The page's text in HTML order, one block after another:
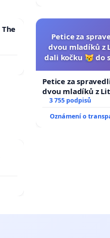
Petice za
dvou mladíků z
dali kočku 😿 do
Petice za
dvou mladíků z
dali kočku 😿 do
3 755 podpisů
Oznámení o